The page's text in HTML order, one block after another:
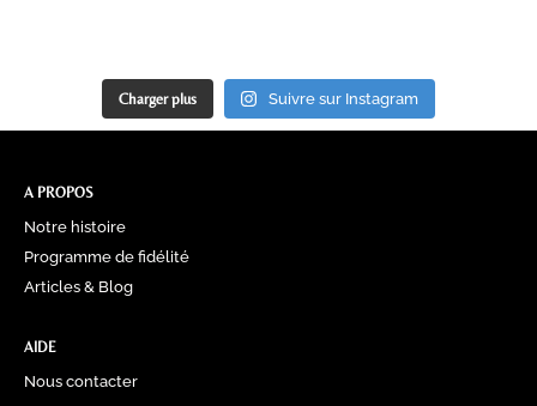
Charger plus Suivre sur Instagram
A PROPOS
Notre histoire
Programme de fidélité
Articles & Blog
AIDE
Nous contacter